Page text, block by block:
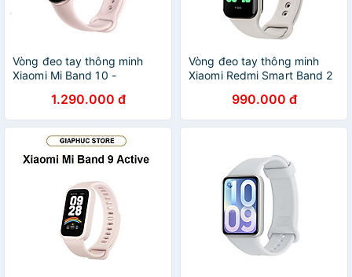
Vòng đeo tay thông minh
Xiaomi Mi Band 10 -
1.290.000 đ
Vòng đeo tay thông minh
Xiaomi Redmi Smart Band 2
990.000 đ